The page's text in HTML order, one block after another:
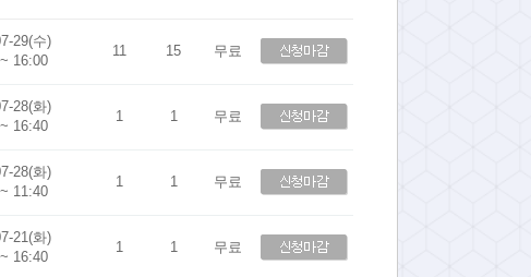
29(수)
16:00
11 15 무료
28(화)
16:40
1 1 무료
28(화)
11:40
1 1 무료
21(화)
16:40
1 1 무료